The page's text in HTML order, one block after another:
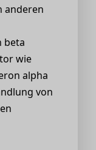
anderen
beta
wie
alpha
von